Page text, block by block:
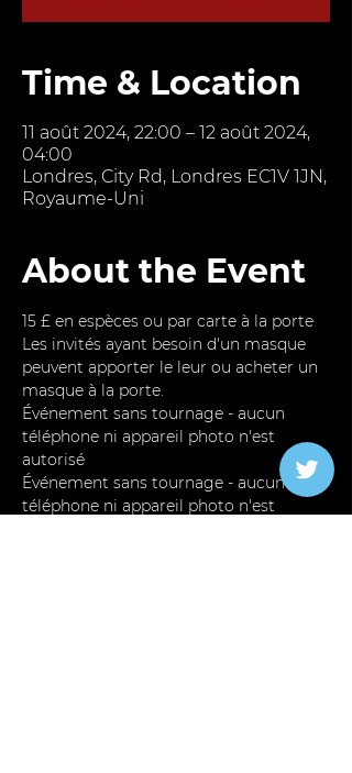
Time & Location
11 août 2024, 22:00 – 12 août 2024,
04:00
Londres, City Rd, Londres EC1V 1JN,
Royaume-Uni
About the Event
15 £ en espèces ou par carte à la porte
Les invités ayant besoin d'un masque
peuvent apporter le leur ou acheter un
masque à la porte.
Événement sans tournage - aucun
téléphone ni appareil photo n'est
autorisé
Événement sans tournage - aucun
téléphone ni appareil photo n'est